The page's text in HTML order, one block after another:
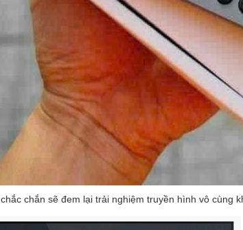
chắc chắn sẽ đem lại trải nghiệm truyền hình vô cùng